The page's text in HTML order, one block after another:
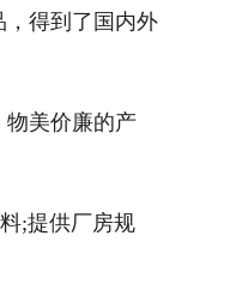
得到了国内外
物美价廉的产
;提供厂房规